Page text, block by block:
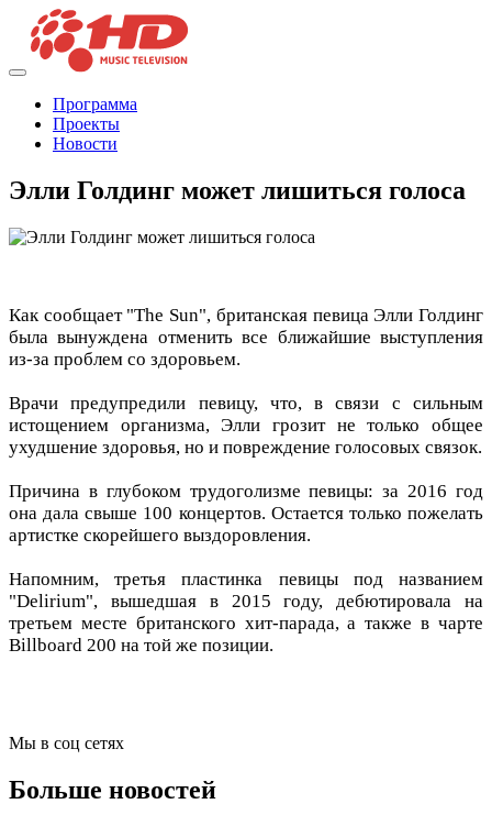
Программа
Проекты
Новости
Элли Голдинг может лишиться голоса
Как сообщает "The Sun", британская певица Элли Голдинг
была вынуждена отменить все ближайшие выступления
из-за проблем со здоровьем.
Врачи предупредили певицу, что, в связи с сильным
истощением организма, Элли грозит не только общее
ухудшение здоровья, но и повреждение голосовых связок.
Причина в глубоком трудоголизме певицы: за 2016 год
она дала свыше 100 концертов. Остается только пожелать
артистке скорейшего выздоровления.
Напомним, третья пластинка певицы под названием
"Delirium", вышедшая в 2015 году, дебютировала на
третьем месте британского хит-парада, а также в чарте
Billboard 200 на той же позиции.
Мы в соц сетях
Больше новостей